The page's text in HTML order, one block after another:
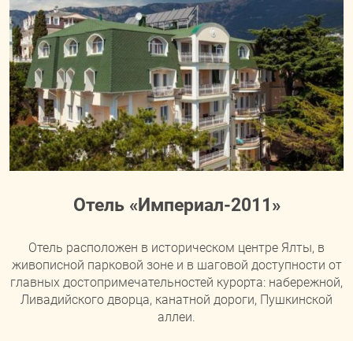
Отель «Империал-2011»
Отель расположен в историческом центре Ялты, в
живописной парковой зоне и в шаговой доступности от
главных достопримечательностей курорта: набережной,
Ливадийского дворца, канатной дороги, Пушкинской
аллеи.